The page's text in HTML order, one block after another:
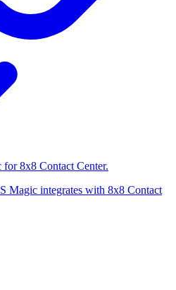
8x8 Contact Center.
Magic integrates with 8x8 Contact